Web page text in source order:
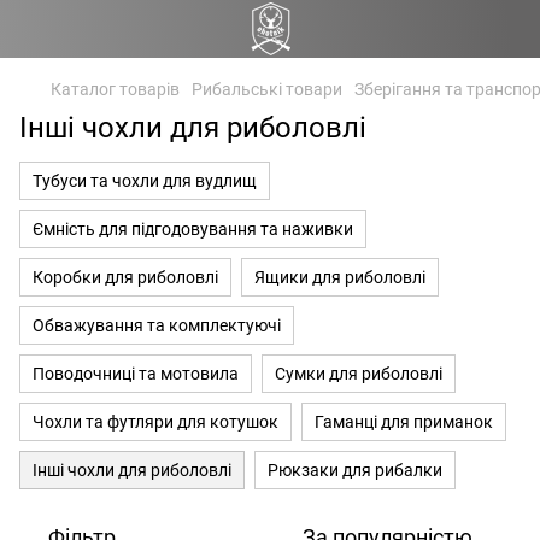
Каталог товарів Рибальські товари Зберігання та
Інші чохли для риболовлі
Тубуси та чохли для вудлищ
Ємність для підгодовування та наживки
Коробки для риболовлі Ящики для риболовлі
Обважування та комплектуючі
Поводочниці та мотовила Сумки для риболовлі
Чохли та футляри для котушок Гаманці для приманок
Інші чохли для риболовлі Рюкзаки для рибалки